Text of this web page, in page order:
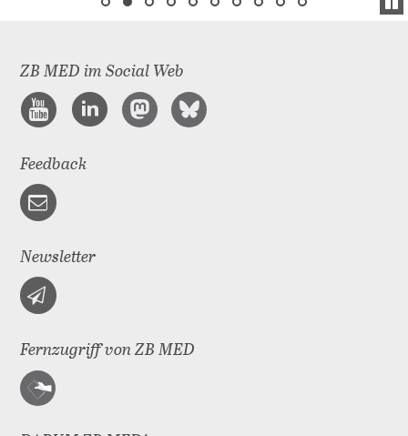
ZB MED im Social Web
Feedback
Newsletter
Fernzugriff von ZB MED